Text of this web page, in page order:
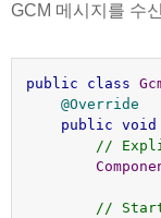
GCM 메시지를 수
public class
@Override
public void
//
// Start